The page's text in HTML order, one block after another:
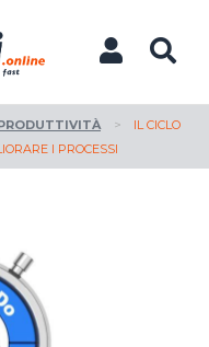
>
IL CICLO
I PROCESSI